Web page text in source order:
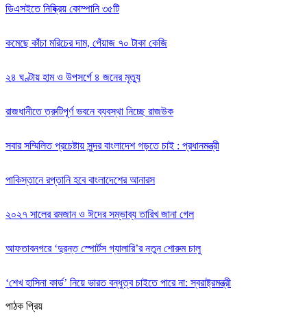
ডিএসইতে নিষ্ক্রিয় কোম্পানি ৩৫টি
কমেছে কাঁচা মরিচের দাম, পেঁয়াজ ৭০ টাকা কেজি
২৪ ঘণ্টায় হাম ও উপসর্গে ৪ জনের মৃত্যু
রাজধানীতে ত্রুটিপূর্ণ ভবনে ব্যবস্থা নিচ্ছে রাজউক
সবার সম্মিলিত প্রচেষ্টায় সুন্দর বাংলাদেশ গড়তে চাই : প্রধানমন্ত্রী
পাকিস্তানে রপ্তানি হবে বাংলাদেশের আনারস
২০২৭ সালের রমজান ও ঈদের সম্ভাব্য তারিখ জানা গেল
আফতাবনগরে ‘দুরন্ত স্পোর্টস গ্যালারি’র নতুন শোরুম চালু
‘শেখ হাসিনা কার্ড’ নিয়ে ভারত বন্ধুত্ব চাইতে পারে না: স্বরাষ্ট্রমন্ত্রী
পাঠক প্রিয়